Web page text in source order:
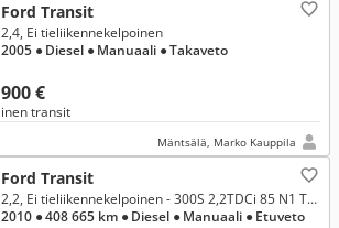
Ford Transit
900 €
2,4, Ei tieliikennekelpoinen
2005 ● Diesel ● Manuaali ● Takaveto
transit
Mäntsälä, Marko Kauppila
Ford Transit
2,2, Ei tieliikennekelpoinen - 300S 2,2TDCi 85 N1 Trend FWD 4,23 Matala
2010 ● 408 665 km ● Diesel ● Manuaali ● Etuveto